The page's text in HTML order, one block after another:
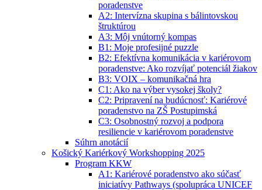
poradenstve
A2: Intervízna skupina s bálintovskou
štruktúrou
A3: Môj vnútorný kompas
B1: Moje profesijné puzzle
B2: Efektívna komunikácia v kariérovom
poradenstve: Ako rozvíjať potenciál žiakov
B3: VOIX – komunikačná hra
C1: Ako na výber vysokej školy?
C2: Pripravení na budúcnosť: Kariérové
poradenstvo na ZŠ Postupimská
C3: Osobnostný rozvoj a podpora
resiliencie v kariérovom poradenstve
Súhrn anotácií
Košický Kariérkový Workshopping 2025
Program KKW
A1: Kariérové poradenstvo ako súčasť
iniciatívy Pathways (spolupráca UNICEF